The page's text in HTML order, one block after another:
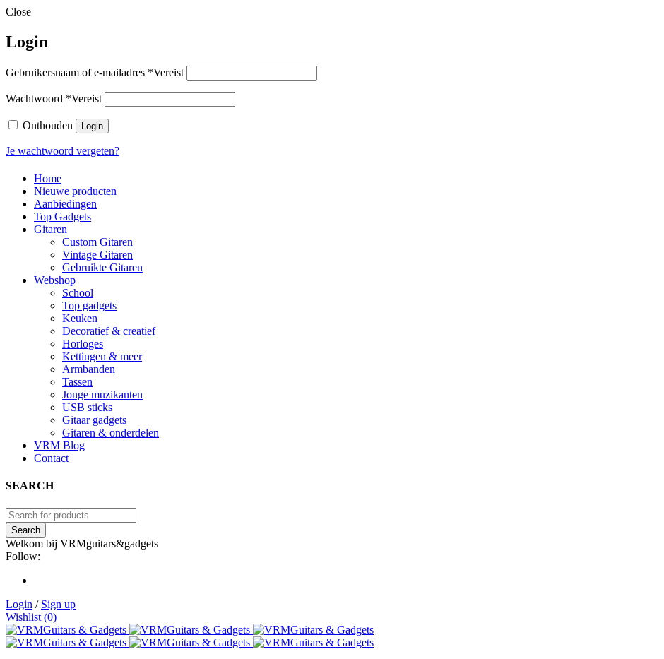
Close
Login
Gebruikersnaam of e-mailadres *Vereist
Wachtwoord *Vereist
Onthouden Login
Je wachtwoord vergeten?
Home
Nieuwe producten
Aanbiedingen
Top Gadgets
Gitaren
Custom Gitaren
Vintage Gitaren
Gebruikte Gitaren
Webshop
School
Top gadgets
Keuken
Decoratief & creatief
Horloges
Kettingen & meer
Armbanden
Tassen
Jonge muzikanten
USB sticks
Gitaar gadgets
Gitaren & onderdelen
VRM Blog
Contact
SEARCH
Welkom bij VRMguitars&gadgets
Follow:
Login / Sign up
Wishlist (0)